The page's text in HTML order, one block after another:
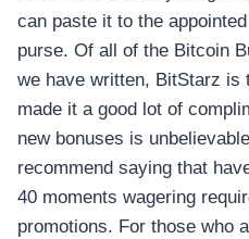
can paste it to the
purse. Of all of the Bitcoin
we have written, BitStarz is
made it a good lot of
new bonuses is
recommend saying that
40 moments wagering
promotions. For those who